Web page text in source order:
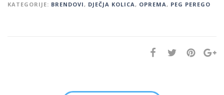
KATEGORIJE: BRENDOVI, DJEČJA KOLICA, OPREMA, PEG PEREGO